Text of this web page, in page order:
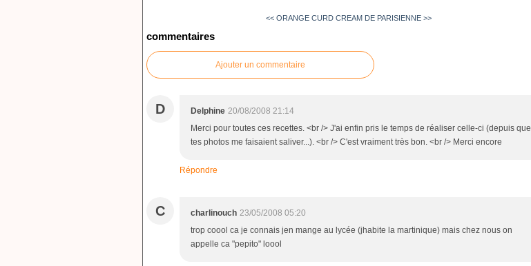
<< ORANGE CURD CREAM DE PARISIENNE >>
commentaires
Ajouter un commentaire
D Delphine 20/08/2008 21:14
Merci pour toutes ces recettes. <br /> J'ai enfin pris le temps de réaliser celle-ci (depuis que
tes photos me faisaient saliver...). <br /> C'est vraiment très bon. <br /> Merci encore
Répondre
C charlinouch 23/05/2008 05:20
trop coool ca je connais jen mange au lycée (jhabite la martinique) mais chez nous on
appelle ca "pepito" loool